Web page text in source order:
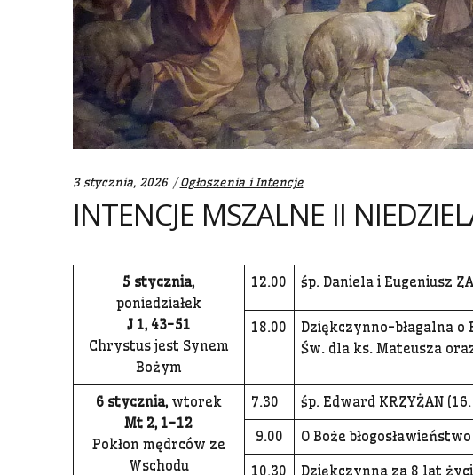
3 stycznia, 2026 Categories:
Ogłoszenia i Intencje
INTENCJE MSZALNE II
5 stycznia,
poniedziałek
J 1, 43-51
Chrystus jest Synem
Bożym
12.00 śp. Daniela i Eugeniusz
18.00
Dziękczynno-błagalna o
Św. dla ks. Mateusza
6 stycznia, wtorek
Mt 2, 1-12
Pokłon mędrców ze
Wschodu
7.30 śp. Edward KRZYŻAN
9.00 O Boże
10.30 Dziękczynna za 8 lat